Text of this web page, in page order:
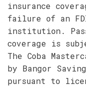
insurance
failure of an
institution.
coverage is
The Coba
by Bangor
pursuant to